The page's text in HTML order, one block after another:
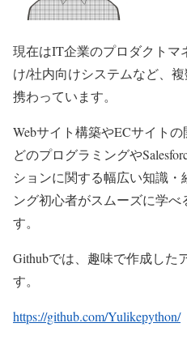
現在はIT企業のプロダクトマ
け/社内向けシステムなど、
携わっています。
Webサイト構築やECサイト
どのプログラミングや
ションに関する幅広い知識・
ング初心者がスムーズに学べ
す。
Githubでは、趣味で作成した
す。
https://github.com/Yulikepython/